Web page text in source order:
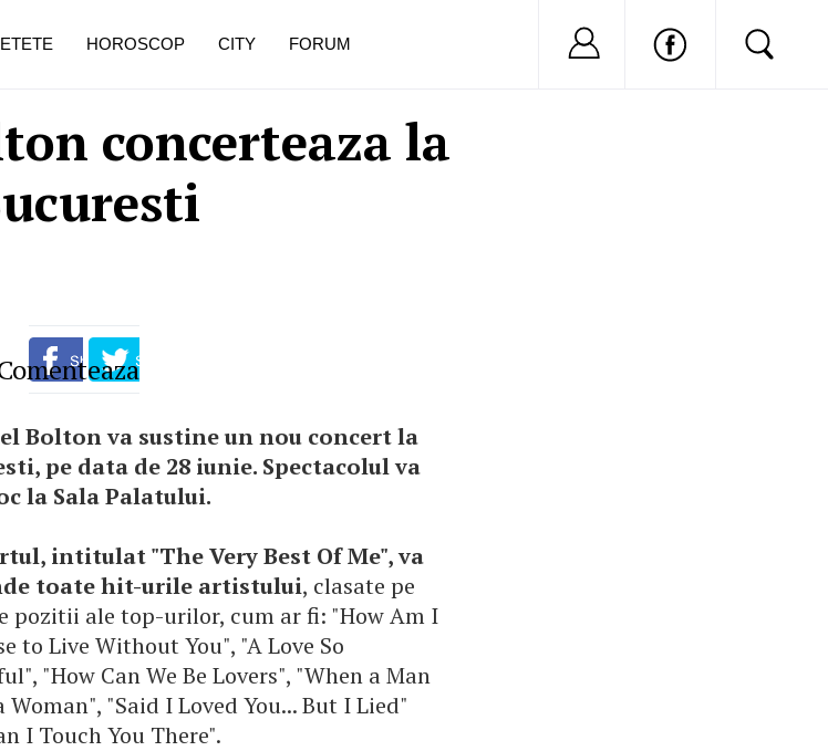
concerteaza la
Bolton va sustine un nou concert la
pe data de 28 iunie. Spectacolul va
la Sala Palatului.
intitulat "The Very Best Of Me", va
toate hit-urile artistului, clasate pe
pozitii ale top-urilor, cum ar fi: "How Am I
to Live Without You", "A Love So
"How Can We Be Lovers", "When a Man
Woman", "Said I Loved You... But I Lied"
I Touch You There".
HOROSCOP CITY FORUM Nu ai cont?
de dureroasă este investigația